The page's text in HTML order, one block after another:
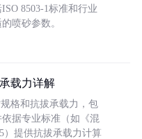
8503-1标准和行业
喷砂参数。
载力详解
格和抗拔承载力，包
据专业标准（如《混
）提供抗拔承载力计算